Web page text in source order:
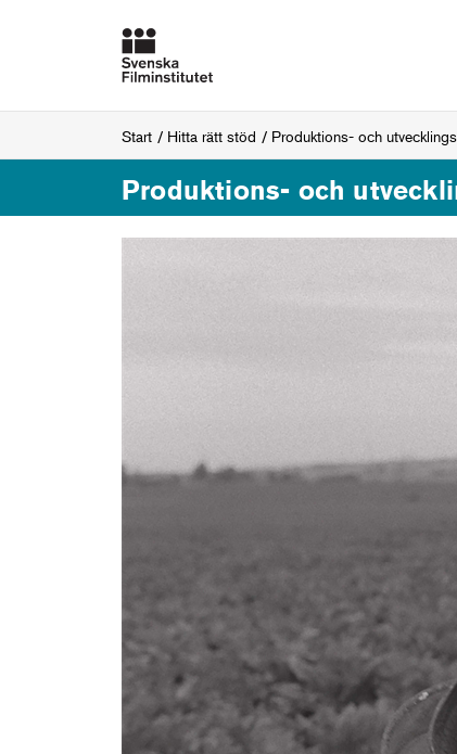
Start Hitta rätt stöd Produktions- och
Produktions- och